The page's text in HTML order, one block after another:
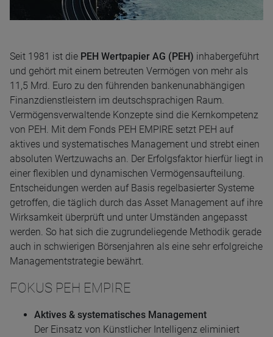
Seit 1981 ist die PEH Wertpapier AG (PEH) inhabergeführt
und gehört mit einem betreuten Vermögen von mehr als
11,5 Mrd. Euro zu den führenden bankenunabhängigen
Finanzdienstleistern im deutschsprachigen Raum.
Vermögensverwaltende Konzepte sind die Kernkompetenz
von PEH. Mit dem Fonds PEH EMPIRE setzt PEH auf
aktives und systematisches Management und strebt einen
absoluten Wertzuwachs an. Der Erfolgsfaktor hierfür liegt in
einer flexiblen und dynamischen Vermögensaufteilung.
Entscheidungen werden auf Basis regelbasierter Systeme
getroffen, die täglich durch das Asset Management auf ihre
Wirksamkeit überprüft und unter Umständen angepasst
werden. So hat sich die zugrundeliegende Methodik gerade
auch in schwierigen Börsenjahren als eine sehr erfolgreiche
Managementstrategie bewährt.
FOKUS PEH EMPIRE
Aktives & systematisches Management
Der Einsatz von Künstlicher Intelligenz eliminiert